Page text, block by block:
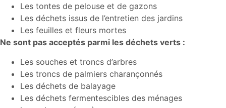
Les tontes de pelouse et de gazons
Les déchets issus de l’entretien des jardins
Les feuilles et fleurs mortes
Ne sont pas acceptés parmi les déchets verts :
Les souches et troncs d’arbres
Les troncs de palmiers charançonnés
Les déchets de balayage
Les déchets fermentescibles des ménages